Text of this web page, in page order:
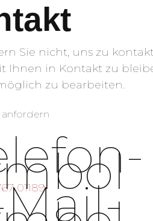
Sie nicht, uns zu
Ihnen in Kontakt zu
zu bearbeiten.
01189